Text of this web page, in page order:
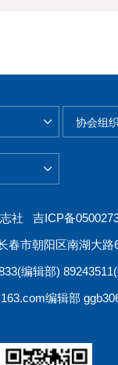
社 吉ICP备
春市朝阳区南湖大路
编辑部)
编辑部